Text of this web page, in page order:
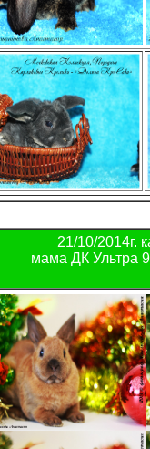
21/10/2014г.
мама ДК Ультра